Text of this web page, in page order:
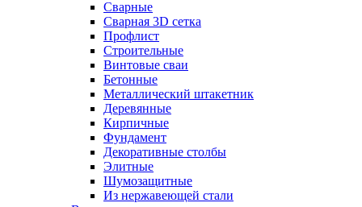
Сварные
Сварная 3D сетка
Профлист
Строительные
Винтовые сваи
Бетонные
Металлический штакетник
Деревянные
Кирпичные
Фундамент
Декоративные столбы
Элитные
Шумозащитные
Из нержавеющей стали